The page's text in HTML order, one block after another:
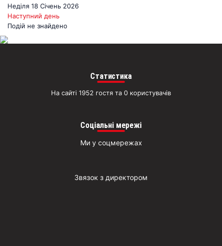
Неділя 18 Січень 2026
Наступний день
Подій не знайдено
Статистика
На сайті 1952 гостя та 0 користувачів
Соціальні мережі
Ми у соцмережах
Звязок з директором